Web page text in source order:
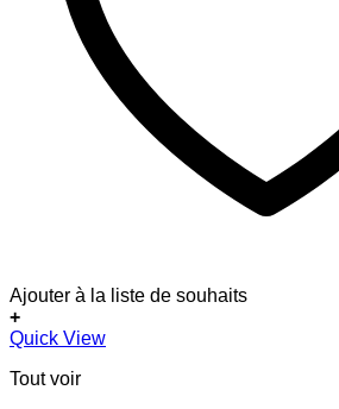
Ajouter à la liste de souhaits
+
Quick View
Tout voir